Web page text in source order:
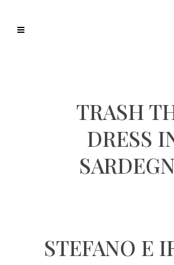
TRASH
DRESS
STEFANO E